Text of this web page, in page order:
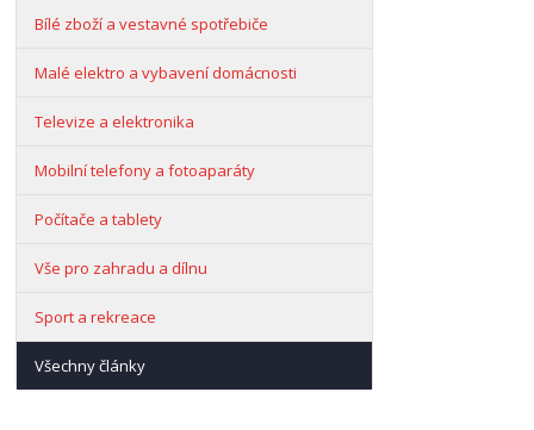
Bílé zboží a vestavné spotřebiče
Malé elektro a vybavení domácnosti
Televize a elektronika
Mobilní telefony a fotoaparáty
Počítače a tablety
Vše pro zahradu a dílnu
Sport a rekreace
Všechny články